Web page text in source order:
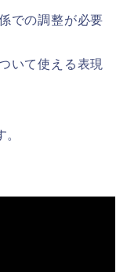
での調整が必要
いて使える表現